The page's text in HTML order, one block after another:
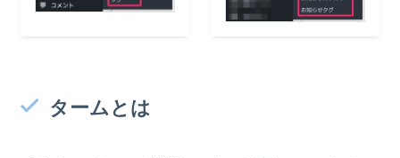
タームとは